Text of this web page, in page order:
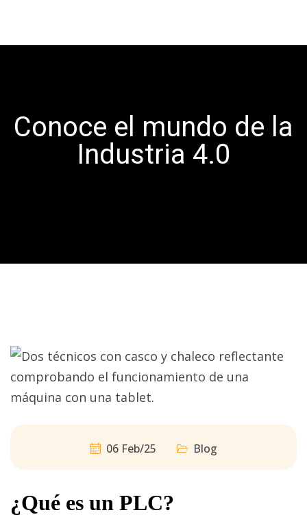
Conoce el mundo de la
Industria 4.0
06 Feb/25 Blog
¿Qué es un PLC?